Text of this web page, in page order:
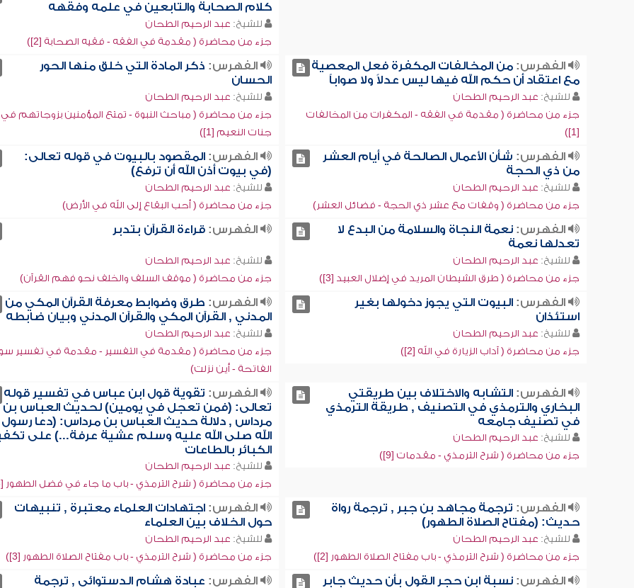
كلام الصحابة والتابعين في علمه وفقهه
للشيخ: عبد الرحيم الطحان
جزء من محاضرة ( مقدمة في الفقه - فقيه الصحابة [2])
الفهرس:من المخالفات المكفرة فعل المعصية
مع اعتقاد أن حكم الله فيها ليس عدلاً ولا صواباً
للشيخ: عبد الرحيم الطحان
جزء من محاضرة ( مقدمة في الفقه - المكفرات من المخالفات
[1])
الفهرس: ذكر المادة التي خلق منها الحور
الحسان
للشيخ: عبد الرحيم الطحان
جزء من محاضرة ( مباحث النبوة - تمتع المؤمنين بزوجاتهم في
جنات النعيم [1])
الفهرس: شأن الأعمال الصالحة في أيام العشر
من ذي الحجة
للشيخ: عبد الرحيم الطحان
جزء من محاضرة ( وقفات مع عشر ذي الحجة - فضائل العشر)
الفهرس: المقصود بالبيوت في قوله تعالى:
(في بيوت أذن الله أن ترفع)
للشيخ: عبد الرحيم الطحان
جزء من محاضرة ( أحب البقاع إلى الله في الأرض)
الفهرس:نعمة النجاة والسلامة من البدع لا
تعدلها نعمة
للشيخ: عبد الرحيم الطحان
جزء من محاضرة ( طرق الشيطان المريد في إضلال العبيد [3])
الفهرس: قراءة القرآن بتدبر
للشيخ: عبد الرحيم الطحان
جزء من محاضرة ( موقف السلف والخلف نحو فهم القرآن)
الفهرس:البيوت التي يجوز دخولها بغير
استئذان
للشيخ: عبد الرحيم الطحان
جزء من محاضرة ( آداب الزيارة في الله [2])
الفهرس: طرق وضوابط معرفة القرآن المكي من
المدني , القرآن المكي والقرآن المدني وبيان ضابطه
للشيخ: عبد الرحيم الطحان
جزء من محاضرة ( مقدمة في التفسير - مقدمة في تفسير
الفاتحة - أين نزلت)
الفهرس:التشابه والاختلاف بين طريقتي
البخاري والترمذي في التصنيف , طريقة الترمذي
في تصنيف جامعه
للشيخ: عبد الرحيم الطحان
جزء من محاضرة ( شرح الترمذي - مقدمات [9])
الفهرس: تقوية قول ابن عباس في تفسير قوله
تعالى: (فمن تعجل في يومين) لحديث العباس بن
مرداس , دلالة حديث العباس بن مرداس: (دعا رسول
الله صلى الله عليه وسلم عشية عرفة...) على
الكبائر بالطاعات
للشيخ: عبد الرحيم الطحان
جزء من محاضرة ( شرح الترمذي - باب ما جاء في فضل الطهور [6])
الفهرس: ترجمة مجاهد بن جبر , ترجمة رواة
حديث: (مفتاح الصلاة الطهور)
للشيخ: عبد الرحيم الطحان
جزء من محاضرة ( شرح الترمذي - باب مفتاح الصلاة الطهور [2])
الفهرس: اجتهادات العلماء معتبرة , تنبيهات
حول الخلاف بين العلماء
للشيخ: عبد الرحيم الطحان
جزء من محاضرة ( شرح الترمذي - باب مفتاح الصلاة الطهور [3])
الفهرس:نسبة ابن حجر القول بأن حديث جابر
الفهرس: عبادة هشام الدستوائي , ترجمة